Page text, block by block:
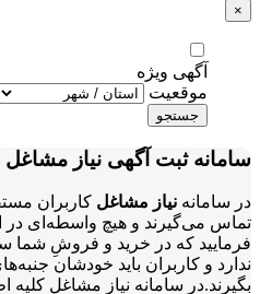
×
آگهی ویژه
موقعیت
جستجو
سامانه ثبت آگهی نیاز مشاغل
در سامانه نیاز مشاغل کاربران
تماس می‌گیرند و هیچ واسطه‌ای در
فرمایید که در خرید و فروشِ شما
ندارد و کاربران باید خودشان
بگیرند.در سامانه نیاز مشاغل